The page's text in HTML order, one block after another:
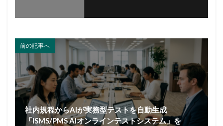
前の記事へ
社内規程からAIが実務型テストを自動生成
「ISMS/PMS AIオンラインテストシステム」を